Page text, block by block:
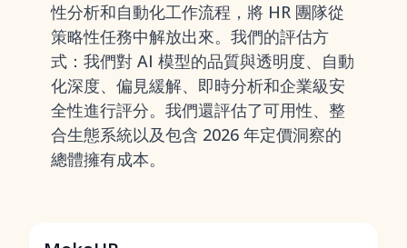
性分析和自動化工作流程，將 HR 團隊從
策略性任務中解放出來。我們的評估方
式：我們對 AI 模型的品質與透明度、自動
化深度、偏見緩解、即時分析和企業級安
全性進行評分。我們還評估了可用性、整
合生態系統以及包含 2026 年定價洞察的
總體擁有成本。